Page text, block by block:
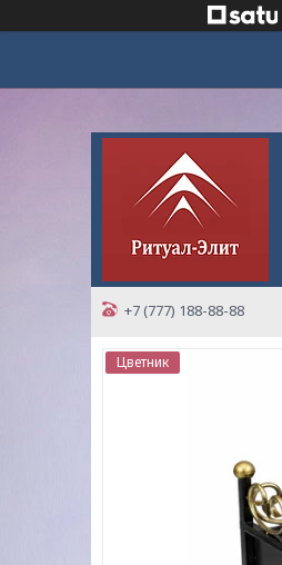
+7 (777) 188-88-88
Цветник